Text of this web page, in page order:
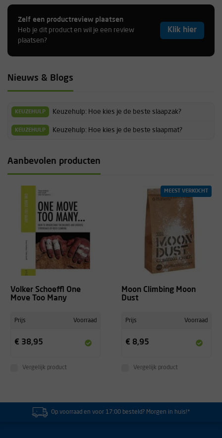
Frank
Zelf een productreview plaatsen
Heb je dit product en wil je een review
plaatsen?
Klik hier
Nieuws & Blogs
KEUZEHULP Keuzehulp: Hoe kies je de beste slaapzak?
KEUZEHULP Keuzehulp: Hoe kies je de beste slaapmat?
Aanbevolen producten
Volker Schoeffl One
Move Too Many
Prijs Voorraad
€ 38,95
Vergelijk product
MEEST VERKOCHT
Moon Climbing Moon
Dust
Prijs Voorraad
€ 8,95
Vergelijk product
Op voorraad en voor 17:00 besteld? Morgen in huis!*